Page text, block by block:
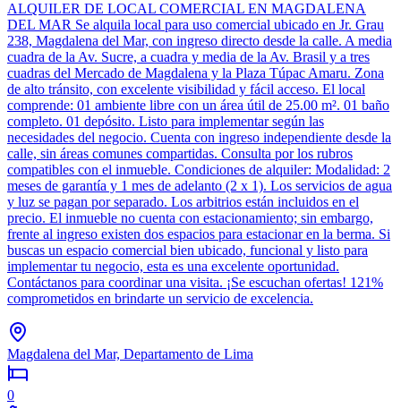
ALQUILER DE LOCAL COMERCIAL EN MAGDALENA
DEL MAR Se alquila local para uso comercial ubicado en Jr. Grau
238, Magdalena del Mar, con ingreso directo desde la calle. A media
cuadra de la Av. Sucre, a cuadra y media de la Av. Brasil y a tres
cuadras del Mercado de Magdalena y la Plaza Túpac Amaru. Zona
de alto tránsito, con excelente visibilidad y fácil acceso. El local
comprende: 01 ambiente libre con un área útil de 25.00 m². 01 baño
completo. 01 depósito. Listo para implementar según las
necesidades del negocio. Cuenta con ingreso independiente desde la
calle, sin áreas comunes compartidas. Consulta por los rubros
compatibles con el inmueble. Condiciones de alquiler: Modalidad: 2
meses de garantía y 1 mes de adelanto (2 x 1). Los servicios de agua
y luz se pagan por separado. Los arbitrios están incluidos en el
precio. El inmueble no cuenta con estacionamiento; sin embargo,
frente al ingreso existen dos espacios para estacionar en la berma. Si
buscas un espacio comercial bien ubicado, funcional y listo para
implementar tu negocio, esta es una excelente oportunidad.
Contáctanos para coordinar una visita. ¡Se escuchan ofertas! 121%
comprometidos en brindarte un servicio de excelencia.
Magdalena del Mar, Departamento de Lima
0